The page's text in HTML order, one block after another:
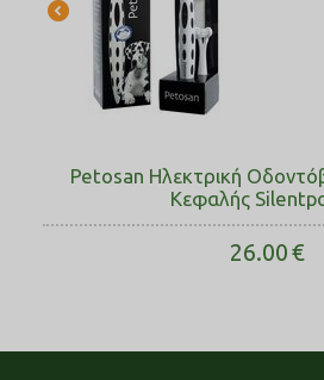
Petosan Ηλεκτρική
Κεφαλής
26.00€